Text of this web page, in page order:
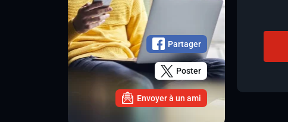
Partager
Poster
Envoyer à un ami